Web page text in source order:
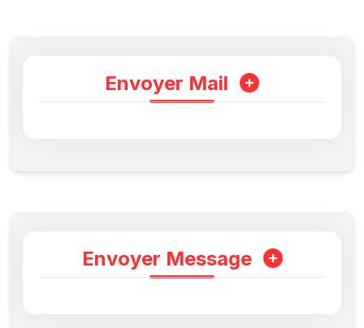
Envoyer Mail
Envoyer Message